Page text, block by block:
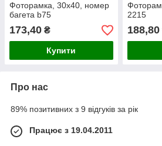
Фоторамка, 30х40, номер
багета b75
173,40 ₴
Купити
2215
188,80
Про нас
89% позитивних з 9 відгуків за рік
Працює з 19.04.2011